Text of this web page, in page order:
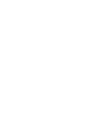
ont été
Une coque
de
à savoir